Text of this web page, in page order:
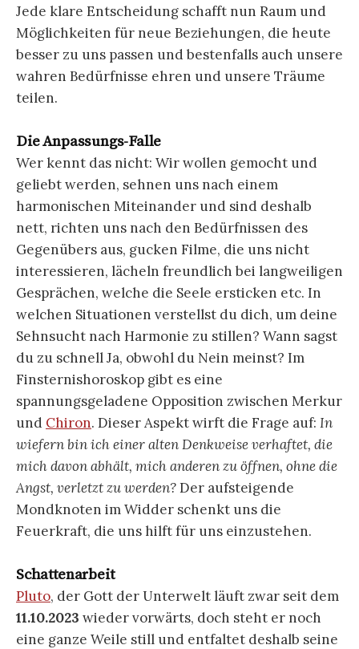
Jede klare Entscheidung schafft nun Raum und
Möglichkeiten für neue Beziehungen, die heute
besser zu uns passen und bestenfalls auch unsere
wahren Bedürfnisse ehren und unsere Träume
teilen.
Die Anpassungs-Falle
Wer kennt das nicht: Wir wollen gemocht und
geliebt werden, sehnen uns nach einem
harmonischen Miteinander und sind deshalb
nett, richten uns nach den Bedürfnissen des
Gegenübers aus, gucken Filme, die uns nicht
interessieren, lächeln freundlich bei langweiligen
Gesprächen, welche die Seele ersticken etc. In
welchen Situationen verstellst du dich, um deine
Sehnsucht nach Harmonie zu stillen? Wann sagst
du zu schnell Ja, obwohl du Nein meinst? Im
Finsternishoroskop gibt es eine
spannungsgeladene Opposition zwischen Merkur
und Chiron. Dieser Aspekt wirft die Frage auf: In
wiefern bin ich einer alten Denkweise verhaftet, die
mich davon abhält, mich anderen zu öffnen, ohne die
Angst, verletzt zu werden?Der aufsteigende
Mondknoten im Widder schenkt uns die
Feuerkraft, die uns hilft für uns einzustehen.
Schattenarbeit
Pluto, der Gott der Unterwelt läuft zwar seit dem
11.10.2023 wieder vorwärts, doch steht er noch
eine ganze Weile still und entfaltet deshalb seine